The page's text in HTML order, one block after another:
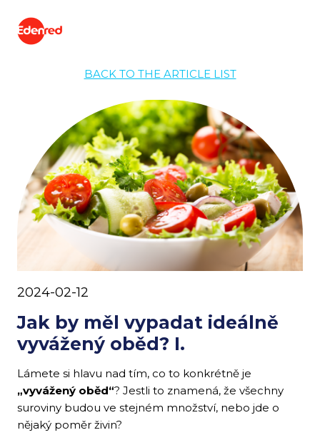
BACK TO THE ARTICLE LIST
2024-02-12
Jak by měl vypadat ideálně
vyvážený oběd? I.
Lámete si hlavu nad tím, co to konkrétně je
„vyvážený oběd“? Jestli to znamená, že všechny
suroviny budou ve stejném množství, nebo jde o
nějaký poměr živin?